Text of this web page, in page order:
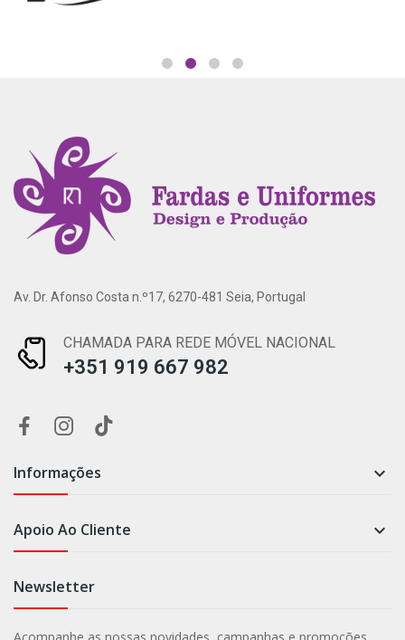
Av. Dr. Afonso Costa n.º17, 6270-481 Seia, Portugal
CHAMADA PARA REDE MÓVEL NACIONAL
+351 919 667 982
Informações 
Apoio Ao Cliente 
Newsletter